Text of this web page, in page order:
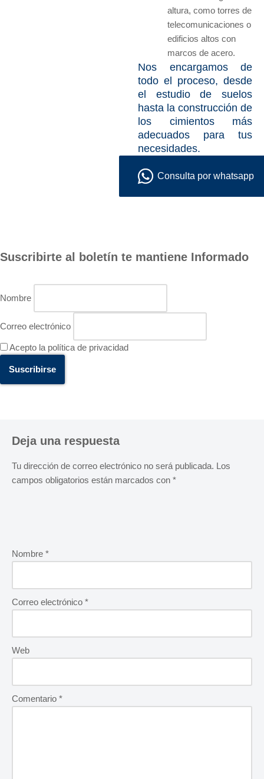
altura, como torres de
telecomunicaciones o
edificios altos con
marcos de acero.
Nos encargamos de
todo el proceso, desde
el estudio de suelos
hasta la construcción de
los cimientos más
adecuados para tus
necesidades.
Consulta por whatsapp
Suscribirte al boletín te mantiene Informado
Nombre
Correo electrónico
Acepto la política de privacidad
Deja una respuesta
Tu dirección de correo electrónico no será publicada. Los
campos obligatorios están marcados con *
Nombre *
Correo electrónico *
Web
Comentario *